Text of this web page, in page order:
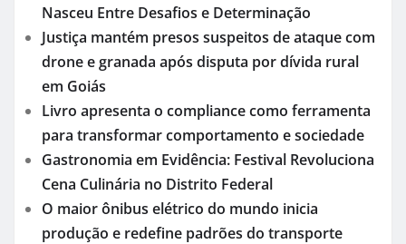
Nasceu Entre Desafios e Determinação
Justiça mantém presos suspeitos de ataque com
drone e granada após disputa por dívida rural
em Goiás
Livro apresenta o compliance como ferramenta
para transformar comportamento e sociedade
Gastronomia em Evidência: Festival Revoluciona
Cena Culinária no Distrito Federal
O maior ônibus elétrico do mundo inicia
produção e redefine padrões do transporte